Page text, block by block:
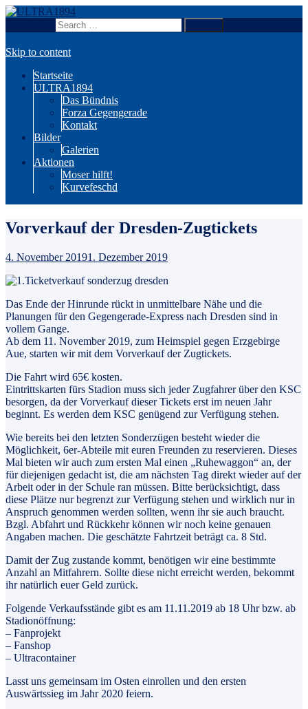
ULTRA1894
Skip to content
Startseite
ULTRA1894
Das Bündnis
Forza Gegengerade
Kontakt
Bilder
Galerien
Aktionen
Moser hilft!
Kurvefeschd
Vorverkauf der Dresden-Zugtickets
4. November 20191. Dezember 2019
Das Ende der Hinrunde rückt in unmittelbare Nähe und die
Planungen für den Gegengerade-Express nach Dresden sind in
vollem Gange.
Ab dem 11. November 2019, zum Heimspiel gegen Erzgebirge
Aue, starten wir mit dem Vorverkauf der Zugtickets.
Die Fahrt wird 65€ kosten.
Eintrittskarten fürs Stadion muss sich jeder Zugfahrer über den KSC
besorgen, da der Vorverkauf dieser Tickets erst im neuen Jahr
beginnt. Es werden dem KSC genügend zur Verfügung stehen.
Wie bereits bei den letzten Sonderzügen besteht wieder die
Möglichkeit, 6er-Abteile mit euren Freunden zu reservieren. Dieses
Mal bieten wir auch zum ersten Mal einen „Ruhewaggon“ an, der
für diejenigen gedacht ist, die am nächsten Tag direkt wieder auf der
Arbeit oder in der Schule ran müssen. Bitte berücksichtigt, dass
diese Plätze nur begrenzt zur Verfügung stehen und wirklich nur in
Anspruch genommen werden sollten, wenn ihr sie auch braucht.
Bzgl. Abfahrt und Rückkehr können wir noch keine genauen
Angaben machen. Die geschätzte Fahrtzeit beträgt ca. 8 Std.
Damit der Zug zustande kommt, benötigen wir eine bestimmte
Anzahl an Mitfahrern. Sollte diese nicht erreicht werden, bekommt
ihr natürlich euer Geld zurück.
Folgende Verkaufsstände gibt es am 11.11.2019 ab 18 Uhr bzw. ab
Stadionöffnung:
– Fanprojekt
– Fanshop
– Ultracontainer
Lasst uns gemeinsam im Osten einrollen und den ersten
Auswärtssieg im Jahr 2020 feiern.